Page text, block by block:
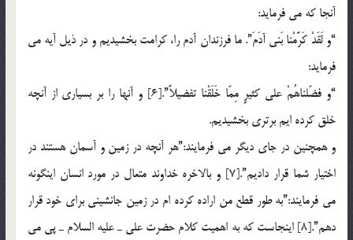
آنجا كه مي فرمايد:
“و لَقَدْ كَرَّمْنا بَني آدَمَ”. ما فرزندان آدم را، كرامت بخشيديم و در ذيل آيه مي
فرمايد:
“و فضّلناهُمْ علي كثيرٍ مِمّا خَلَقْنا تفضيلاً”.[6] و آنها را بر بسياري از آنچه
خلق كرده ايم برتري بخشيديم.
و همچنين در جاي ديگر مي فرمايند:”هر آنچه در زمين و آسمان هستند در
اختيار شما قرار داديم”.[7] و بالاخره خداوند متعال در مورد انسان اينگونه
مي فرمايند:”به طور قطع من اراده كرده ام در زمين جانشيني براي خود قرار
دهم”.[8] اينجاست كه به اهميت كلام حضرت علي ـ عليه السلام ـ پي مي